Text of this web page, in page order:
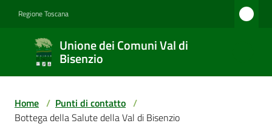
Regione Toscana
Unione dei Comuni Val di
Bisenzio
Unione
dei
Comuni
Val di
Bisenzio
Home / Punti di contatto /
Bottega della Salute della Val di Bisenzio